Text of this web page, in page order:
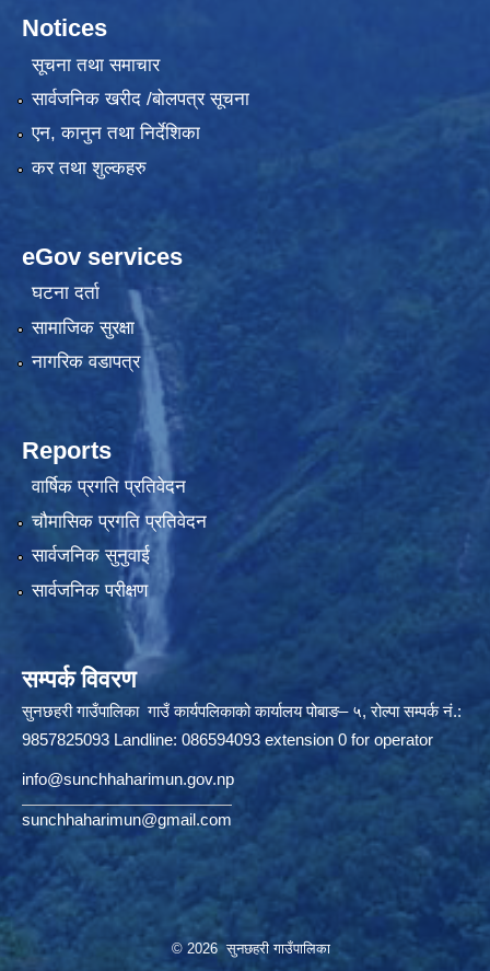
Notices
सूचना तथा समाचार
सार्वजनिक खरीद /बोलपत्र सूचना
एन, कानुन तथा निर्देशिका
कर तथा शुल्कहरु
eGov services
घटना दर्ता
सामाजिक सुरक्षा
नागरिक वडापत्र
Reports
वार्षिक प्रगति प्रतिवेदन
चौमासिक प्रगति प्रतिवेदन
सार्वजनिक सुनुवाई
सार्वजनिक परीक्षण
सम्पर्क विवरण
सुनछहरी गाउँपालिका गाउँ कार्यपलिकाको कार्यालय पोबाङ– ५, रोल्पा सम्पर्क नं.:
9857825093 Landline: 086594093 extension 0 for operator
info@sunchhaharimun.gov.np
sunchhaharimun@gmail.com
© 2026 सुनछहरी गाउँपालिका